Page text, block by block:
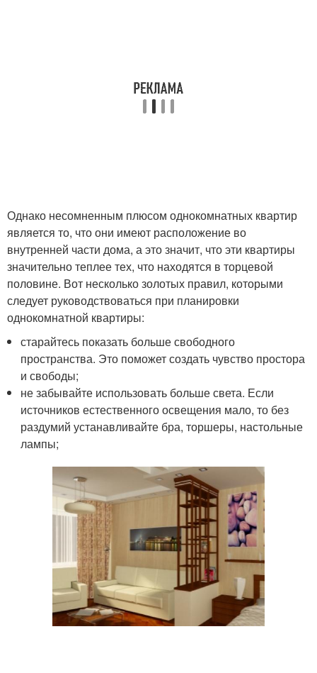
Однако несомненным плюсом однокомнатных квартир
является то, что они имеют расположение во
внутренней части дома, а это значит, что эти квартиры
значительно теплее тех, что находятся в торцевой
половине. Вот несколько золотых правил, которыми
следует руководствоваться при планировки
однокомнатной квартиры:
старайтесь показать больше свободного
пространства. Это поможет создать чувство простора
и свободы;
не забывайте использовать больше света. Если
источников естественного освещения мало, то без
раздумий устанавливайте бра, торшеры, настольные
лампы;